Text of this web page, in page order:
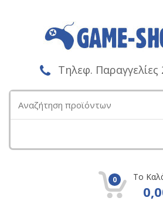
Τηλεφ. Παραγγελίες
για:
0 Το